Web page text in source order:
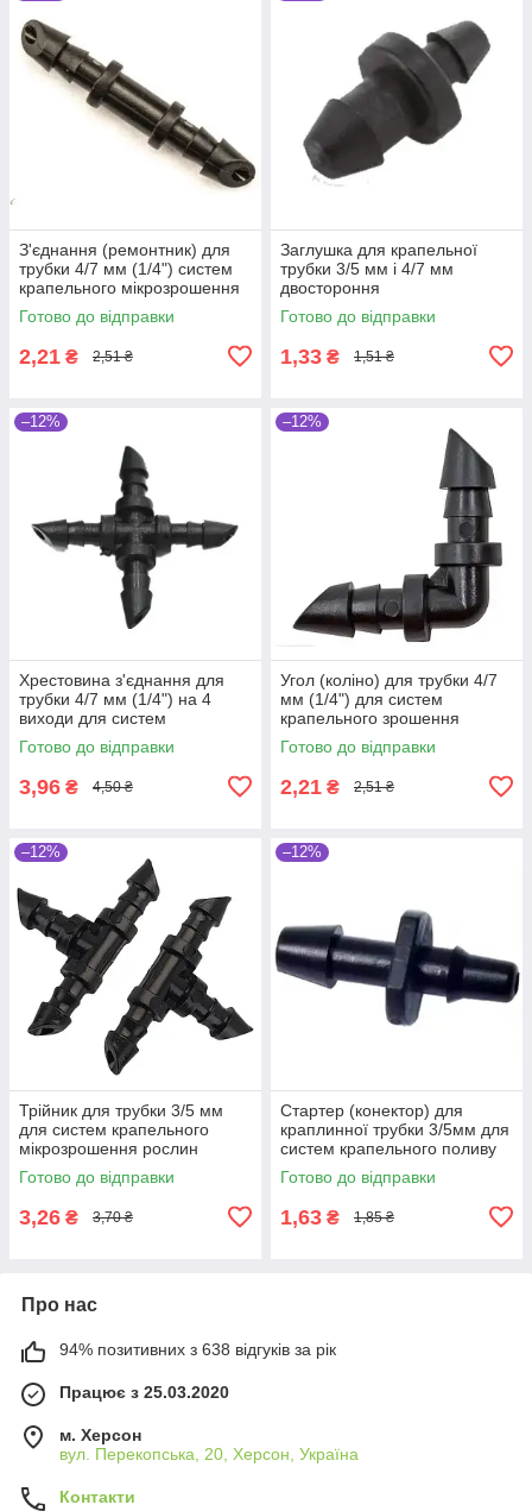
З'єднання (ремонтник) для
трубки 4/7 мм (1/4") систем
крапельного мікрозрошення
рослин
Готово до відправки
2,21 ₴ 2,51 ₴
Заглушка для крапельної
трубки 3/5 мм і 4/7 мм
двостороння
Готово до відправки
1,33 ₴ 1,51 ₴
–12%
Хрестовина з'єднання для
трубки 4/7 мм (1/4") на 4
виходи для систем
краплинного зрошення
рослин
Готово до відправки
3,96 ₴ 4,50 ₴
–12%
Угол (коліно) для трубки 4/7
мм (1/4") для систем
крапельного зрошення
рослин
Готово до відправки
2,21 ₴ 2,51 ₴
–12%
Трійник для трубки 3/5 мм
для систем крапельного
мікрозрошення рослин
Готово до відправки
3,26 ₴ 3,70 ₴
–12%
Стартер (конектор) для
краплинної трубки 3/5мм для
систем крапельного поливу
та мікрозрошення рослин
Готово до відправки
1,63 ₴ 1,85 ₴
Про нас
94% позитивних з 638 відгуків за рік
Працює з 25.03.2020
м. Херсон
вул. Перекопська, 20, Херсон, Україна
Контакти